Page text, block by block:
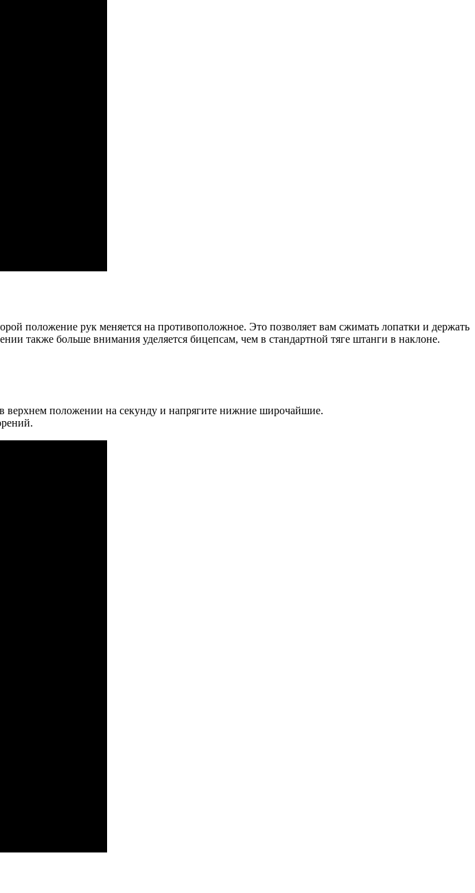
положение рук меняется на противоположное. Это позволяет вам сжимать лопатки и держать
также больше внимания уделяется бицепсам, чем в стандартной тяге штанги в наклоне.
верхнем положении на секунду и напрягите нижние широчайшие.